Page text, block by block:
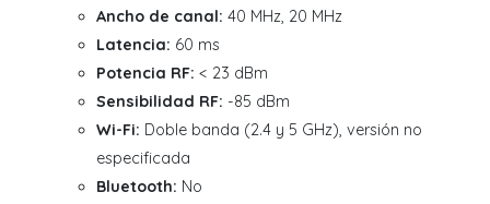
Ancho de canal: 40 MHz, 20 MHz
Latencia: 60 ms
Potencia RF: < 23 dBm
Sensibilidad RF: -85 dBm
Wi-Fi: Doble banda (2.4 y 5 GHz), versión no
especificada
Bluetooth: No